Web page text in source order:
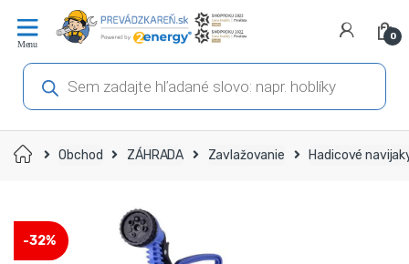
navigáciu
obsah
0
Products
search
Domov Obchod ZÁHRADA Zavlažovanie Hadicové
-32%